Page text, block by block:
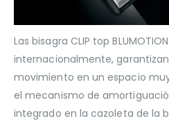
Las bisagra CLIP top
internacionalmente,
movimiento en un espacio
el mecanismo de
integrado en la cazoleta de la